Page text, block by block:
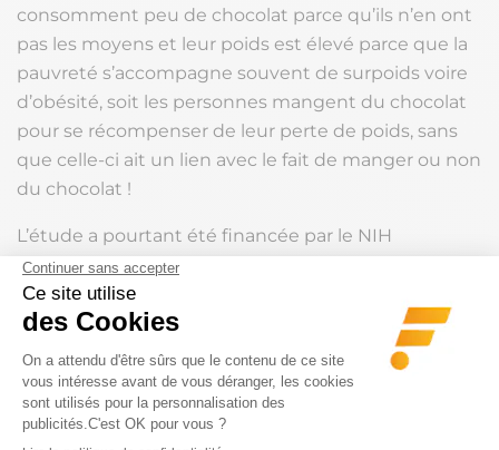
consomment peu de chocolat parce qu’ils n’en ont
pas les moyens et leur poids est élevé parce que la
pauvreté s’accompagne souvent de surpoids voire
d’obésité, soit les personnes mangent du chocolat
pour se récompenser de leur perte de poids, sans
que celle-ci ait un lien avec le fait de manger ou non
du chocolat !
L’étude a pourtant été financée par le NIH
américain (National Institutes of Health), dont les
chercheurs n’ont absolument aucun lien avec les
chocolatiers !
En tout cas, si « mince, alors », le chocolat fait
maigrir, Pâques n’a qu’à bien se tenir… Sinon, il est
encore temps de se rabattre sur une bonne vieille
protéine
goût chocolat, pour en avoir tous les